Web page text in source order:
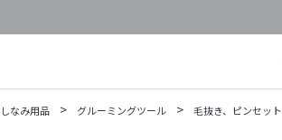
なみ用品 > グルーミングツール > 毛抜き、ピンセット